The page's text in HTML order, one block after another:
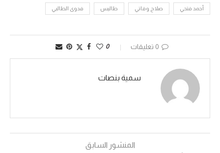
أحمد فتحي صلاح وفاتي طاليس فدوى الطالبي
0 تعليقات 0
سمية بنصات
المنشور السابق